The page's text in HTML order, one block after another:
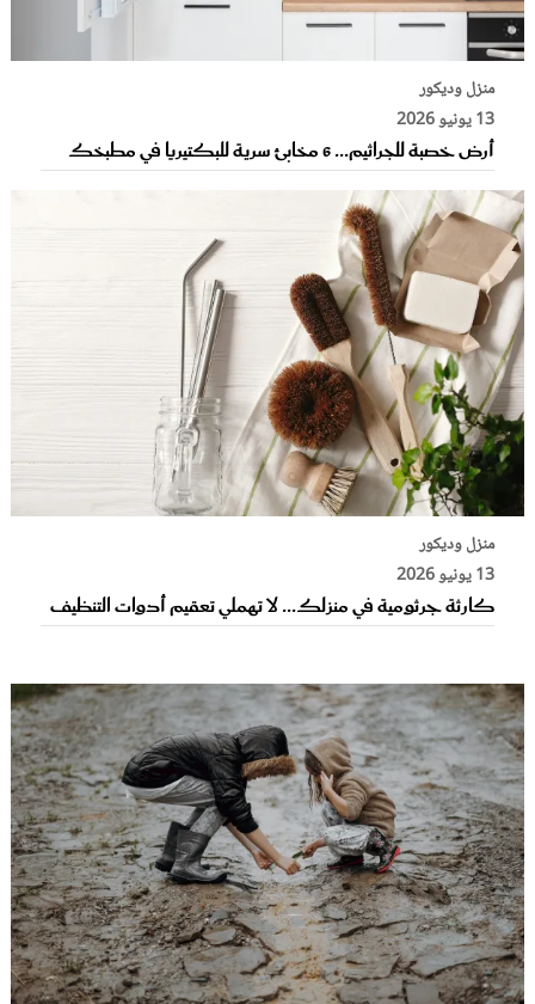
منزل وديكور
13 يونيو 2026
أرض خصبة للجراثيم... 6 مخابئ سرية للبكتيريا في مطبخك
منزل وديكور
13 يونيو 2026
كارثة جرثومية في منزلك... لا تهملي تعقيم أدوات التنظيف